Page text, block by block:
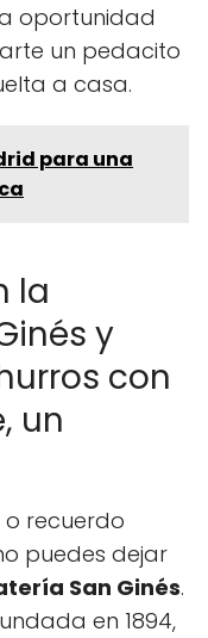
oportunidad
un pedacito
a casa.
para una
la
y
con
un
recuerdo
puedes dejar
San Ginés.
en 1894,